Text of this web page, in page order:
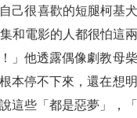
己很喜歡的短腿柯基
和電影的人都很怕這兩
」他透露偶像劇教母
本停不下來，還在想明
這些「都是惡夢」，